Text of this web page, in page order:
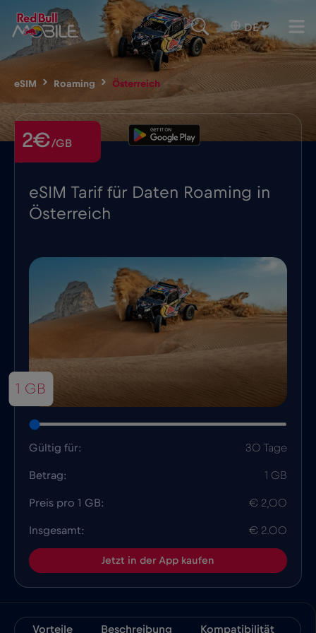
DE ▾
eSIM Roaming Österreich
eSIM Tarif für Daten Roaming in
Österreich
2€/GB
1 GB
Gültig für: 30 Tage
Betrag: 1 GB
Preis pro 1 GB: € 2,00
Insgesamt: € 2.00
Jetzt in der App kaufen
Vorteile Beschreibung Kompatibilität